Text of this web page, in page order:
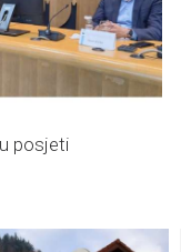
posjeti